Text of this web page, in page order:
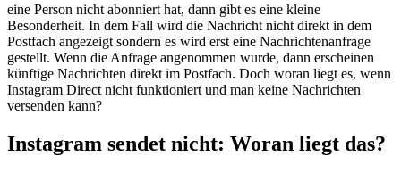
eine Person nicht abonniert hat, dann gibt es eine kleine
Besonderheit. In dem Fall wird die Nachricht nicht direkt in dem
Postfach angezeigt sondern es wird erst eine Nachrichtenanfrage
gestellt. Wenn die Anfrage angenommen wurde, dann erscheinen
künftige Nachrichten direkt im Postfach. Doch woran liegt es, wenn
Instagram Direct nicht funktioniert und man keine Nachrichten
versenden kann?
Instagram sendet nicht: Woran liegt das?